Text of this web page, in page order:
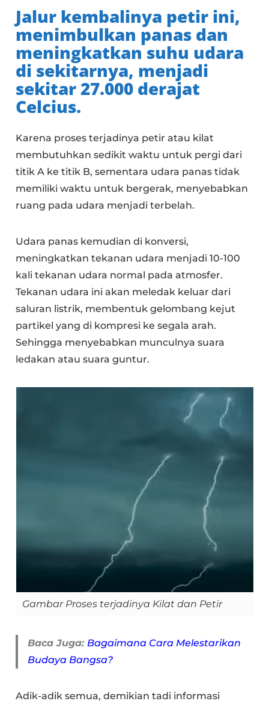
Jalur kembalinya petir ini,
menimbulkan panas dan
meningkatkan suhu udara
di sekitarnya, menjadi
sekitar 27.000 derajat
Celcius.
Karena proses terjadinya petir atau kilat
membutuhkan sedikit waktu untuk pergi dari
titik A ke titik B, sementara udara panas tidak
memiliki waktu untuk bergerak, menyebabkan
ruang pada udara menjadi terbelah.
Udara panas kemudian di konversi,
meningkatkan tekanan udara menjadi 10-100
kali tekanan udara normal pada atmosfer.
Tekanan udara ini akan meledak keluar dari
saluran listrik, membentuk gelombang kejut
partikel yang di kompresi ke segala arah.
Sehingga menyebabkan munculnya suara
ledakan atau suara guntur.
Gambar Proses terjadinya Kilat dan Petir
Baca Juga: Bagaimana Cara Melestarikan
Budaya Bangsa?
Adik-adik semua, demikian tadi informasi